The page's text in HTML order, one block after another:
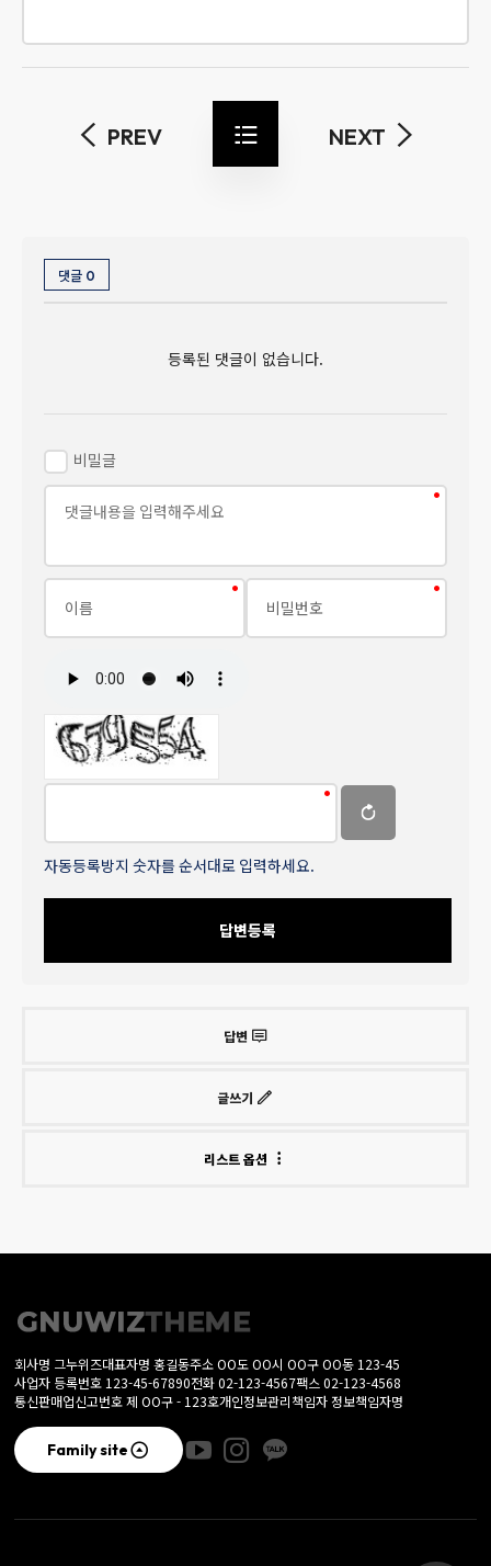
PREV NEXT
댓글 0
등록된 댓글이 없습니다.
비밀글
자동등록방지 숫자를 순서대로 입력하세요.
답변등록
답변
글쓰기
리스트 옵션
회사명 그누위즈대표자명 홍길동주소 OO도 OO시 OO구 OO동 123-45
사업자 등록번호 123-45-67890전화 02-123-4567팩스 02-123-4568
통신판매업신고번호 제 OO구 - 123호개인정보관리책임자 정보책임자명
Family site